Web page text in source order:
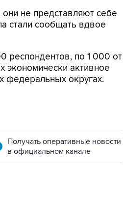
не представляют себе
стали сообщать вдвое
респондентов, по 1 000 от
экономически активное
федеральных округах.
Получать оперативные новости
в официальном канале